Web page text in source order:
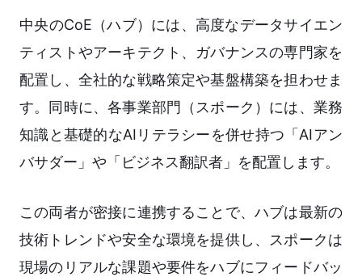
中央のCoE（ハブ）には、高度なデータサイエン
ティストやアーキテクト、ガバナンスの専門家を
配置し、全社的な戦略策定や基盤構築を担わせま
す。同時に、各事業部門（スポーク）には、業務
知識と基礎的なAIリテラシーを併せ持つ「AIアン
バサダー」や「ビジネス翻訳者」を配置します。
この両者が密接に連携することで、ハブは最新の
技術トレンドや安全な環境を提供し、スポークは
現場のリアルな課題や要件をハブにフィードバッ